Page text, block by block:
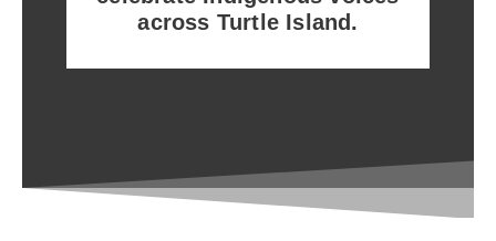
across Turtle Island.